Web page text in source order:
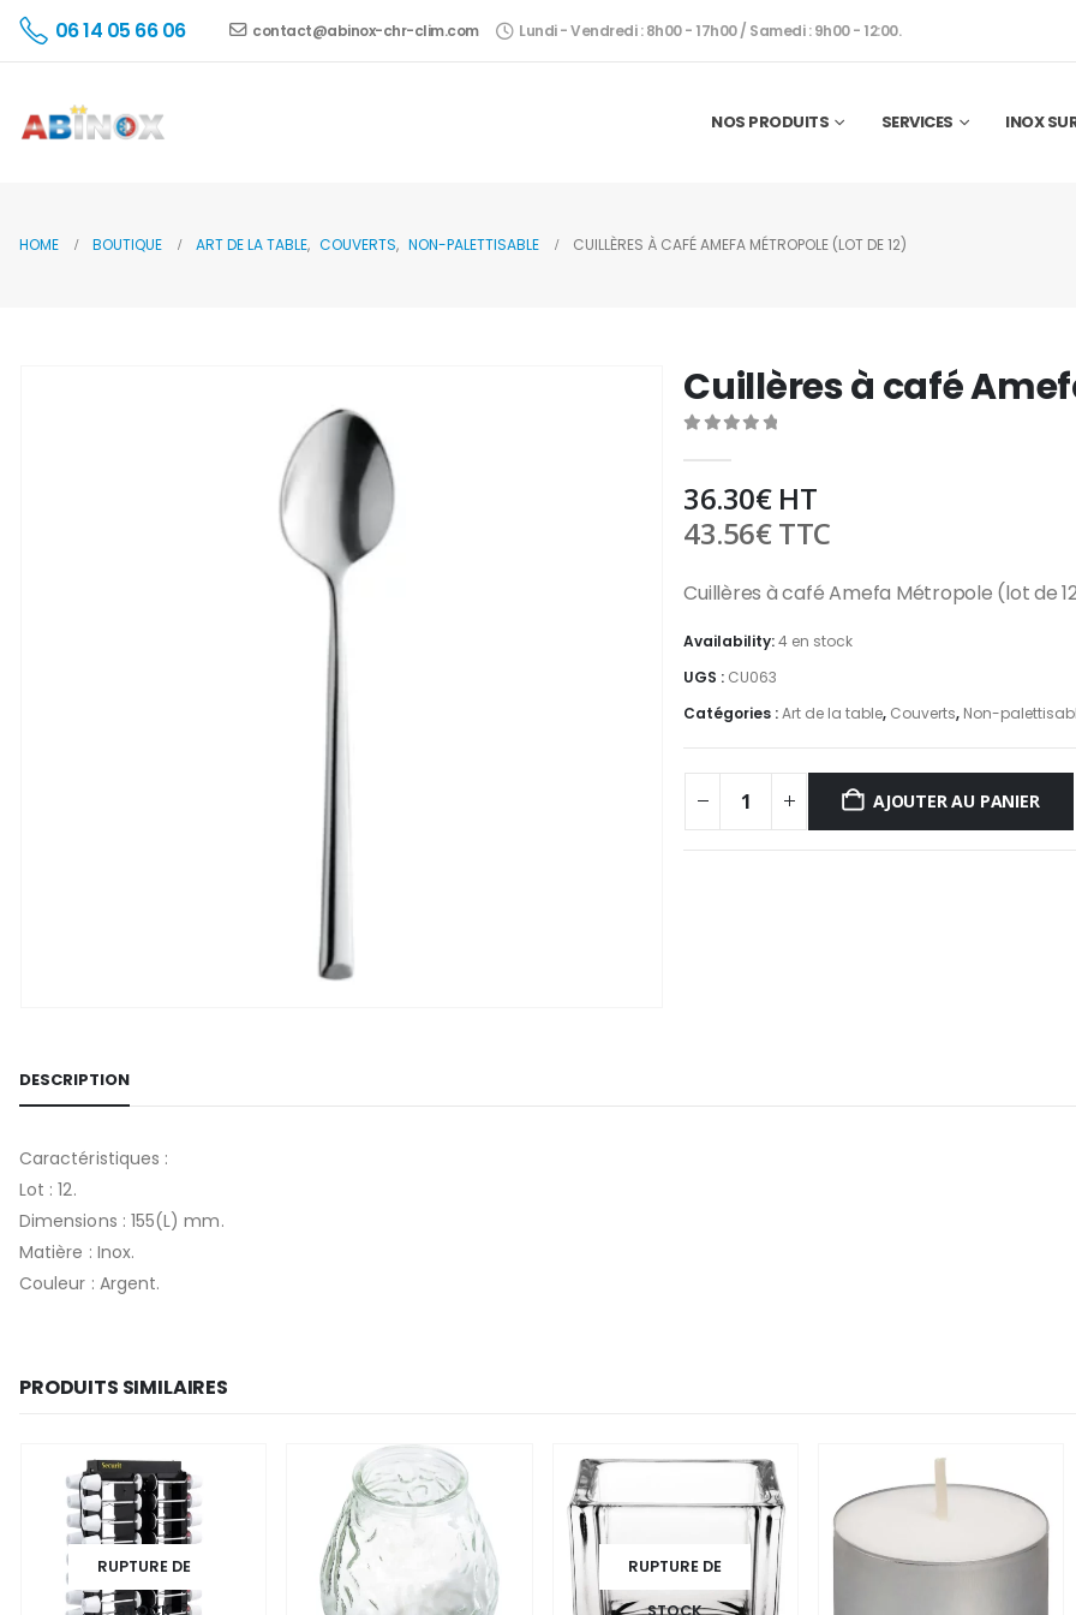
06 14 05 66 06 contact@abinox-chr-clim.com Lundi - Vendredi : 8h00 - 17h00 / Samedi : 9h00 - 12:00.
NOS PRODUITS SERVICES INOX
HOME BOUTIQUE ART DE LA TABLE, COUVERTS, NON-PALETTISABLE CUILLÈRES À CAFÉ AMEFA MÉTROPOLE (LOT DE 12)
Cuillères à café
36.30€HT
43.56€TTC
Cuillères à café Amefa Métropole (lot de
Availability:4 en stock
UGS : CU063
Catégories :Art de la table, Couverts, Non-
AJOUTER AU PANIER
DESCRIPTION
Caractéristiques :
Lot : 12.
Dimensions : 155(L) mm.
Matière : Inox.
Couleur : Argent.
PRODUITS SIMILAIRES
RUPTURE DE
STOCK
RUPTURE DE
STOCK